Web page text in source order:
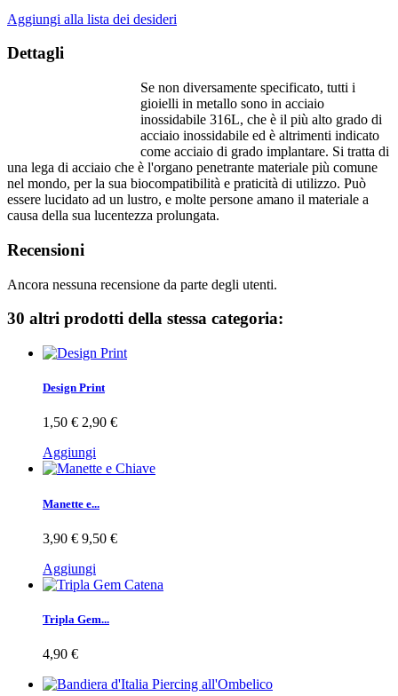
Aggiungi alla lista dei desideri
Dettagli
Se non diversamente specificato, tutti i
gioielli in metallo sono in acciaio
inossidabile 316L, che è il più alto grado di
acciaio inossidabile ed è altrimenti indicato
come acciaio di grado implantare. Si tratta di
una lega di acciaio che è l'organo penetrante materiale più comune
nel mondo, per la sua biocompatibilità e praticità di utilizzo. Può
essere lucidato ad un lustro, e molte persone amano il materiale a
causa della sua lucentezza prolungata.
Recensioni
Ancora nessuna recensione da parte degli utenti.
30 altri prodotti della stessa categoria:
Design Print
1,50 € 2,90 €
Aggiungi
Manette e...
3,90 € 9,50 €
Aggiungi
Tripla Gem...
4,90 €